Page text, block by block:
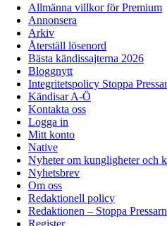
Allmänna villkor för Premium
Annonsera
Arkiv
Återställ lösenord
Bästa kändissajterna 2026
Bloggnytt
Integritetspolicy Stoppa
Kändisar A-Ö
Kontakta oss
Logga in
Mitt konto
Native
Nyheter om kungligheter och
Nyhetsbrev
Om oss
Redaktionell policy
Redaktionen – Stoppa
Register